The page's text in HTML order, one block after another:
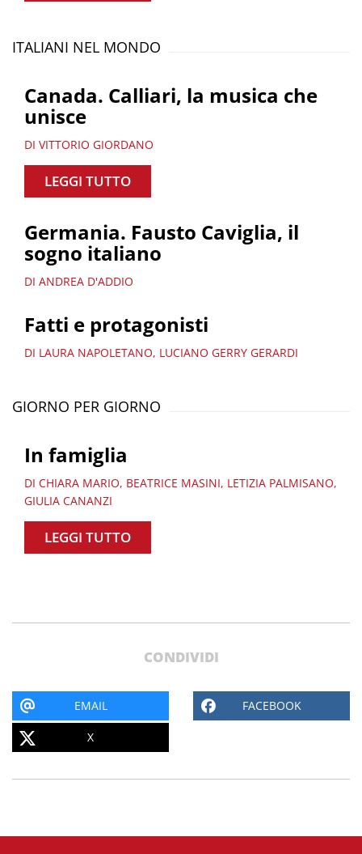
ITALIANI NEL MONDO
Canada. Calliari, la musica che
unisce
DI VITTORIO GIORDANO
LEGGI TUTTO
Germania. Fausto Caviglia, il
sogno italiano
DI ANDREA D'ADDIO
Fatti e protagonisti
DI LAURA NAPOLETANO, LUCIANO GERRY GERARDI
GIORNO PER GIORNO
In famiglia
DI CHIARA MARIO, BEATRICE MASINI, LETIZIA PALMISANO,
GIULIA CANANZI
LEGGI TUTTO
CONDIVIDI
EMAIL FACEBOOK
X